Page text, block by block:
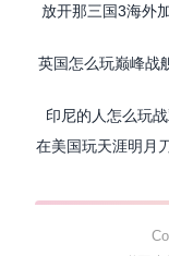
放开那三国3海外
英国怎么玩巅峰战
印尼的人怎么玩
在美国玩天涯明月